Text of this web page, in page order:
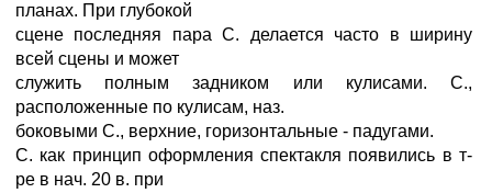
планах. При глубокой
сцене последняя пара С. делается часто в ширину
всей сцены и может
служить полным задником или кулисами. С.,
расположенные по кулисам, наз.
боковыми С., верхние, горизонтальные - падугами.
С. как принцип оформления спектакля появились в т-
ре в нач. 20 в. при